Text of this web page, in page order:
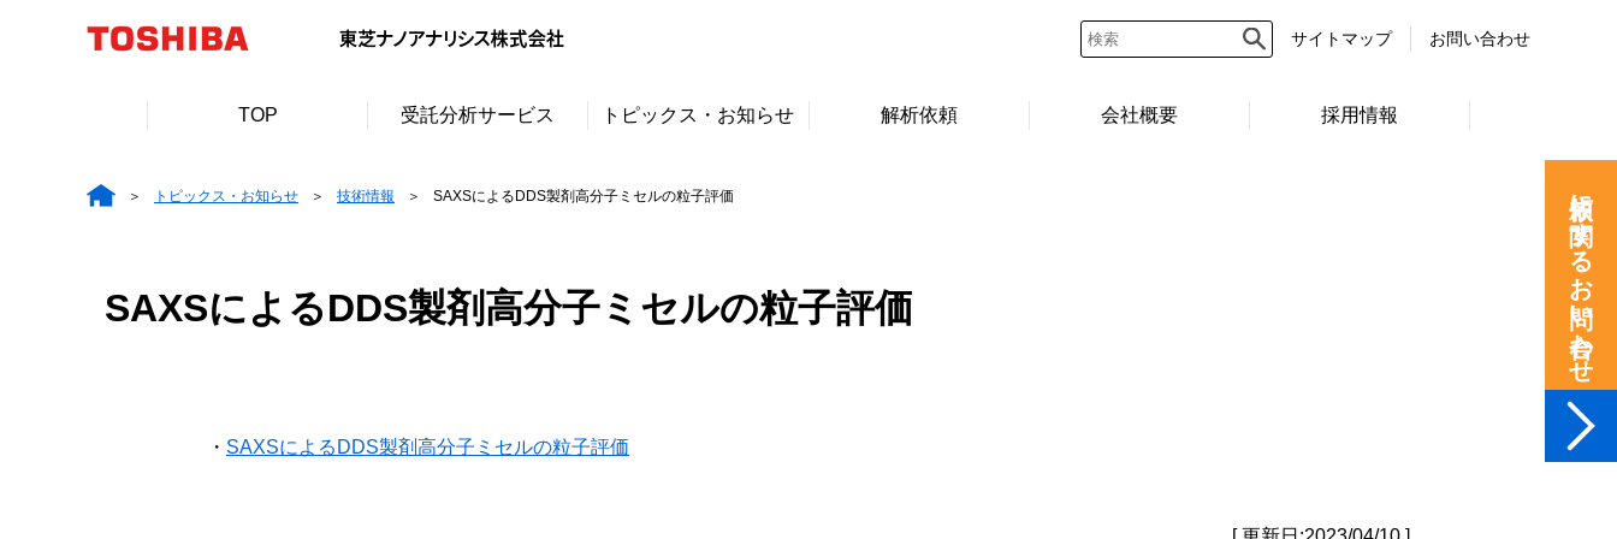
サイトマップ お問い合わせ
TOP 受託分析サービス トピックス・お知らせ 解析依頼 会社概要 採用情報
トピックス・お知らせ 技術情報 SAXSによるDDS製剤高分子ミセルの粒子評価
SAXSによるDDS製剤高分子ミセルの粒子評価
・ SAXSによるDDS製剤高分子ミセルの粒子評価
依頼に関するお問い合わせ